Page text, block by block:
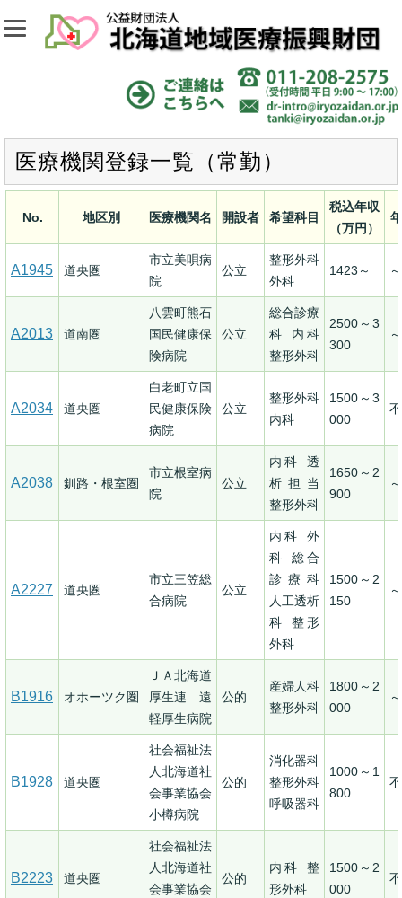
医療機関登録一覧（常勤）
No. 地区別 医療機関名 開設者 希望科目
税込年収
（万円）
A1945 道央圏
市立美唄病
院
公立
整形外科
外科
1423～
A2013 道南圏
八雲町熊石
国民健康保
険病院
公立
総合診療
科 内科
整形外科
2500～3
300
A2034 道央圏
白老町立国
民健康保険
病院
公立
整形外科
内科
1500～3
000
A2038 釧路・根室圏
市立根室病
院
公立
内科 透
析担当
整形外科
1650～2
900
A2227 道央圏
市立三笠総
合病院
公立
内科 外
科 総合
診療科
人工透析
科 整形
外科
1500～2
150
B1916 オホーツク圏
ＪＡ北海道
厚生連 遠
軽厚生病院
公的
産婦人科
整形外科
1800～2
000
B1928 道央圏
社会福祉法
人北海道社
会事業協会
小樽病院
公的
消化器科
整形外科
呼吸器科
1000～1
800
B2223 道央圏
社会福祉法
人北海道社
会事業協会
公的
内科 整
形外科
1500～2
000